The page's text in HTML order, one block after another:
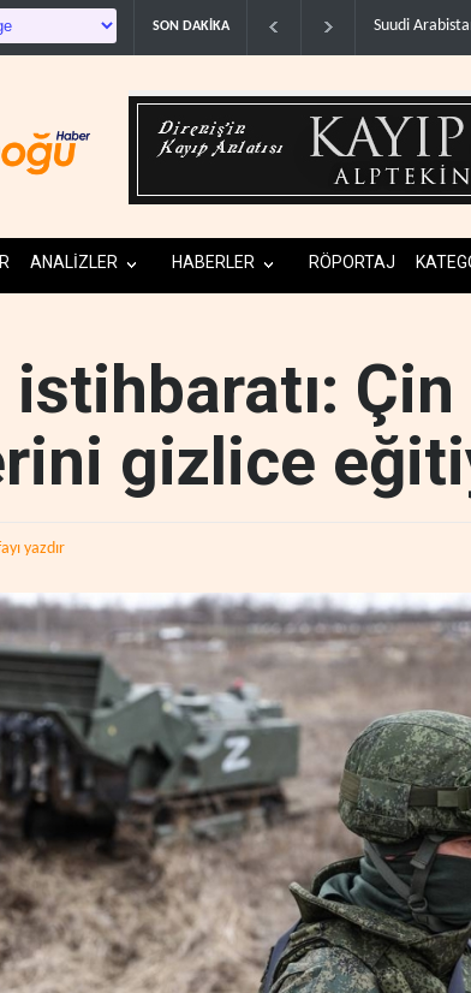
SON DAKİKA
Suudi Arabistan, Asya için petrol fiyatını altı yılın .. İsrail, Afrika
ANALİZLER HABERLER RÖPORTAJ
Çin
gizlice
yazdır